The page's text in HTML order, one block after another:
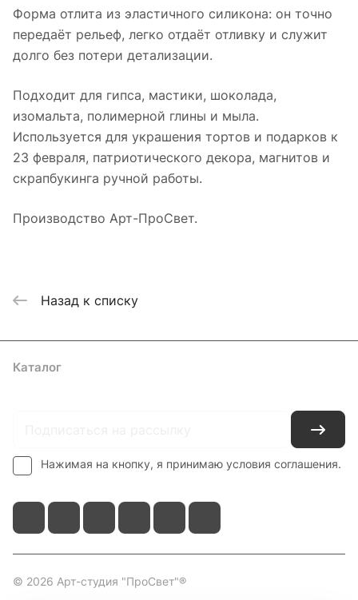
Форма отлита из эластичного силикона: он точно
передаёт рельеф, легко отдаёт отливку и служит
долго без потери детализации.
Подходит для гипса, мастики, шоколада,
изомальта, полимерной глины и мыла.
Используется для украшения тортов и подарков к
23 февраля, патриотического декора, магнитов и
скрапбукинга ручной работы.
Производство Арт-ПроСвет.
Назад к списку
Каталог
Нажимая на кнопку, я принимаю условия соглашения.
© 2026 Арт-студия "ПроСвет"®